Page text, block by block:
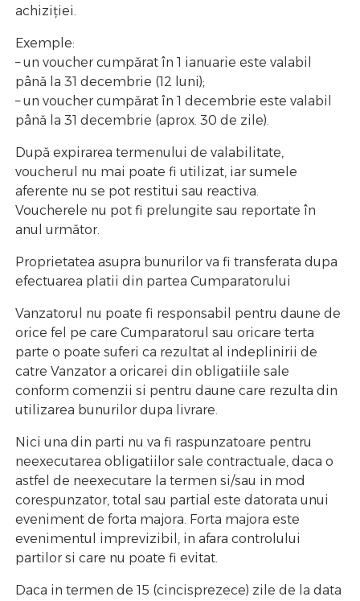
achiziției.
Exemple:
– un voucher cumpărat în 1 ianuarie este valabil
până la 31 decembrie (12 luni);
– un voucher cumpărat în 1 decembrie este valabil
până la 31 decembrie (aprox. 30 de zile).
După expirarea termenului de valabilitate,
voucherul nu mai poate fi utilizat, iar sumele
aferente nu se pot restitui sau reactiva.
Voucherele nu pot fi prelungite sau reportate în
anul următor.
Proprietatea asupra bunurilor va fi transferata dupa
efectuarea platii din partea Cumparatorului
Vanzatorul nu poate fi responsabil pentru daune de
orice fel pe care Cumparatorul sau oricare terta
parte o poate suferi ca rezultat al indeplinirii de
catre Vanzator a oricarei din obligatiile sale
conform comenzii si pentru daune care rezulta din
utilizarea bunurilor dupa livrare.
Nici una din parti nu va fi raspunzatoare pentru
neexecutarea obligatiilor sale contractuale, daca o
astfel de neexecutare la termen si/sau in mod
corespunzator, total sau partial este datorata unui
eveniment de forta majora. Forta majora este
evenimentul imprevizibil, in afara controlului
partilor si care nu poate fi evitat.
Daca in termen de 15 (cincisprezece) zile de la data